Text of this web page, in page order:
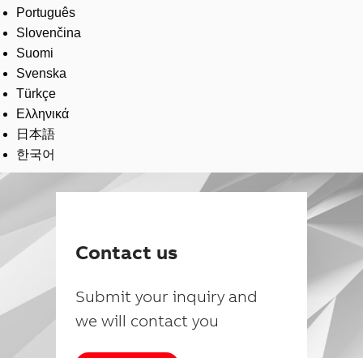
Português
Slovenčina
Suomi
Svenska
Türkçe
Ελληνικά
日本語
한국어
Contact us
Submit your inquiry and
we will contact you